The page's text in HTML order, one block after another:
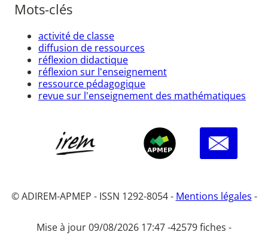
Mots-clés
activité de classe
diffusion de ressources
réflexion didactique
réflexion sur l'enseignement
ressource pédagogique
revue sur l'enseignement des mathématiques
© ADIREM-APMEP - ISSN 1292-8054 - Mentions légales -
Mise à jour 09/08/2026 17:47 -42579 fiches -